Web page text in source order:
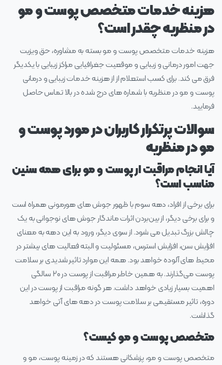
هزینه خدمات متخصص پوست و مو
در منظریه چقدر است؟
هزینه خدمات متخصص پوست و مو بسته به مشاوره، حق ویزیت
جهت امور درمانی و زیبایی و موقعیت جغرافیایی مراکز زیبایی با یکدیگر
فرق می کند. برای کسب استعلام از از هزینه خدمات زیبایی و درمانی
پوست و مو در منظریه با شماره های درج شده در بالا تماس حاصل
فرمایید.
سوالات پرتکرار کاربران در مورد پوست و
مو در منظریه
آیا انجام مراقبت ار پوست و مو برای همه سنین
مناسب است؟
برای برخی از افراد، دهه سوم با ظهور جوش‌ های هورمونی همراه است
و برای برخی دیگر، از بین‌بردن اثرات ماندگار جوش‌ های نوجوانی به یک
چالش بزرگ تبدیل می‌ شود. از سوی دیگر، ورود به این دهه به‌ معنای
افزایش سن، افزایش استرس، مسئولیت و البته فعالیت‌ های بیشتر در
محیط‌ های آلوده خواهد بود. همه این موارد تاثیر شدیدی بر سلامت
پوست می‌گذارند. به همین خاطر مراقبت از پوست در ۲۰ سالگی
اهمیت بسیار زیادی خواهد داشت. هر گونه مراقبت از پوست در این
دوره، تاثیر مستقیمی بر سلامت پوست در دهه‌ های آتی خواهد
گذاشت.
متخصص پوست و مو کیست؟
متخصص پوست و مو، پزشکانی هستند که در زمینه پوست، مو و